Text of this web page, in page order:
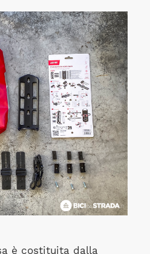
è costituita dalla